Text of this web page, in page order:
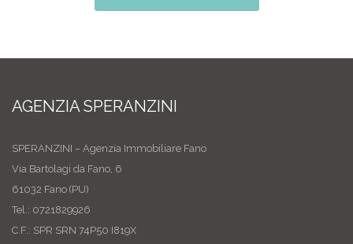
AGENZIA SPERANZINI
SPERANZINI – Agenzia Immobiliare Fano
Via Bartolagi da Fano, 6
61032 Fano (PU)
Tel.: 0721829926
C.F.: SPR SRN 74P50 I819X